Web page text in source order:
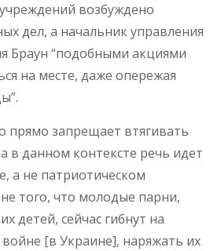
возбуждено
дел, а начальник управления
Браун “подобными акциями
на месте, даже опережая
прямо запрещает втягивать
в данном контексте речь идет
а не патриотическом
того, что молодые парни,
детей, сейчас гибнут на
[в Украине], наряжать их